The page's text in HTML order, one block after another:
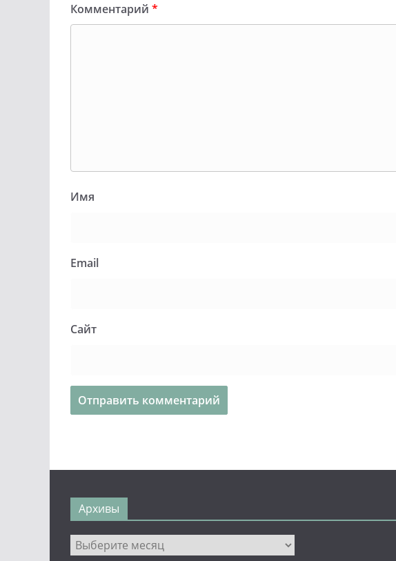
Комментарий *
Имя
Email
Сайт
Архивы
Архивы